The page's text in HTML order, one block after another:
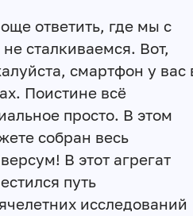
ответить, где мы с
сталкиваемся. Вот,
смартфон у вас
Поистине всё
просто. В этом
собран весь
В этот агрегат
путь
исследований